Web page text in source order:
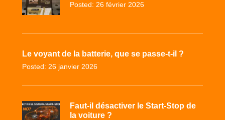
Posted: 26 février 2026
Le voyant de la batterie, que se passe-t-il ?
Posted: 26 janvier 2026
Faut-il désactiver le Start-Stop de
la voiture ?